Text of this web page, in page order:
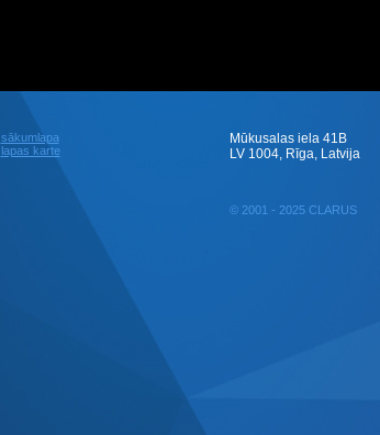
sākumlapa
lapas karte
Mūkusalas iela 41B
LV 1004, Rīga, Latvija
© 2001 - 2025 CLARUS